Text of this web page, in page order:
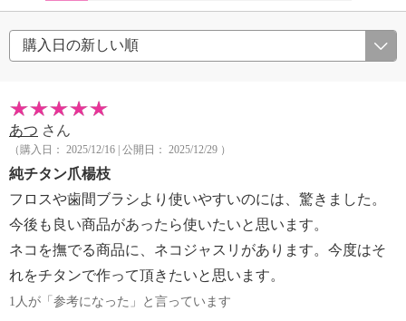
あつ さん
（購入日： 2025/12/16 | 公開日： 2025/12/29 ）
純チタン爪楊枝
フロスや歯間ブラシより使いやすいのには、驚きました。
今後も良い商品があったら使いたいと思います。
ネコを撫でる商品に、ネコジャスリがあります。今度はそ
れをチタンで作って頂きたいと思います。
1人が「参考になった」と言っています